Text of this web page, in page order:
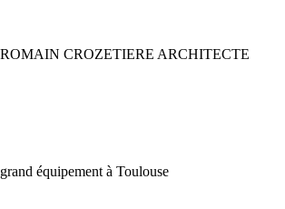
ROMAIN CROZETIERE ARCHITECTE
grand équipement à Toulouse